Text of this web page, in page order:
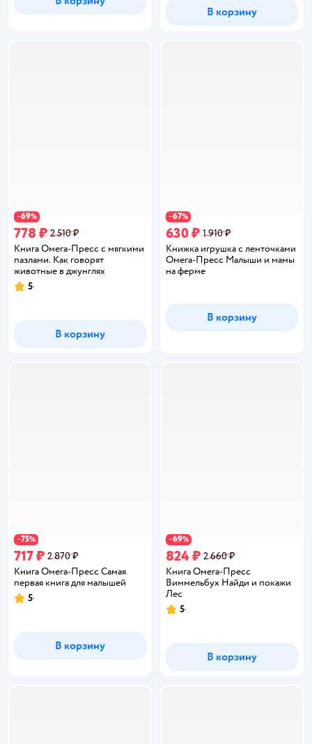
В корзину
−69%
778 ₽ 2 510 ₽
Книга Омега-Пресс с мягкими
пазлами. Как говорят
животные в джунглях
Рейтинг:
5
В корзину
−67%
630 ₽ 1 910 ₽
Книжка игрушка с ленточками
Омега-Пресс Малыши и мамы
на ферме
В корзину
−75%
717 ₽ 2 870 ₽
Книга Омега-Пресс Самая
первая книга для малышей
Рейтинг:
5
В корзину
−69%
824 ₽ 2 660 ₽
Книга Омега-Пресс
Виммельбух Найди и покажи
Лес
Рейтинг:
5
В корзину